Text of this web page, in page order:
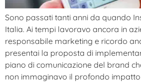
Sono passati tanti anni da quando
Italia. Ai tempi lavoravo ancora in
responsabile marketing e ricordo
presentai la proposta di
piano di comunicazione del brand
non immaginavo il profondo